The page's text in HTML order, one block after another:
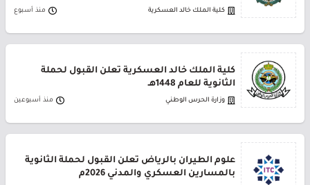
كلية الملك خالد العسكرية منذ أسبوع
كلية الملك خالد العسكرية تعلن القبول لحملة
الثانوية للعام 1448هـ
وزارة الحرس الوطني منذ أسبوعين
علوم الطيران بالرياض تعلن القبول لحملة الثانوية
بالمسارين العسكري والمدني 2026م